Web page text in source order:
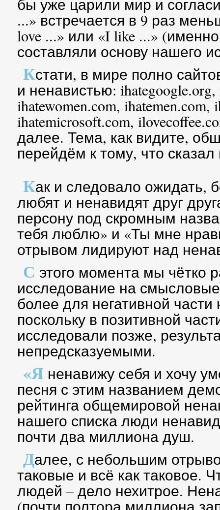
бы уже царили мир и
...» встречается в 9 раз
love ...» или «I like ...»
составляли основу нашего
Кстати, в мире полно
и ненавистью: ihategoogle.org,
ihatewomen.com, ihatemen.com,
ihatemicrosoft.com,
далее. Тема, как видите,
перейдём к тому, что сказал
Как и следовало ожидать,
любят и ненавидят друг
персону под скромным
тебя люблю» и «Ты мне
отрывом лидируют над
С этого момента мы чётко
исследование на
более для негативной
поскольку в позитивной
исследовали позже,
непредсказуемыми.
«Я ненавижу себя и хочу
песня с этим названием
рейтинга общемировой
нашего списка люди
почти два миллиона душ.
Далее, с небольшим
таковые и всё как таковое.
людей – дело нехитрое.
(почти полтора миллиона